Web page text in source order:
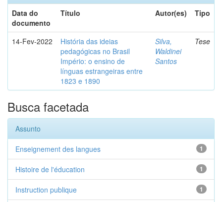
Data do
documento
Título Autor(es) Tipo
14-Fev-2022
História das ideias
pedagógicas no Brasil
Império: o ensino de
línguas estrangeiras entre
1823 e 1890
Silva,
Waldinei
Santos
Tese
Busca facetada
Assunto
1
Enseignement des langues
1
Histoire de l'éducation
1
Instruction publique